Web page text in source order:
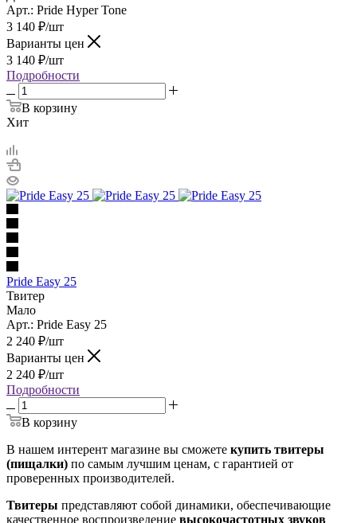
Арт.: Pride Hyper Tone
3 140 ₽/шт
Варианты цен
3 140 ₽/шт
Подробности
В корзину
Хит
Pride Easy 25
Твитер
Мало
Арт.: Pride Easy 25
2 240 ₽/шт
Варианты цен
2 240 ₽/шт
Подробности
В корзину
В нашем интерент магазине вы сможете купить твитеры
(пищалки) по самым лучшим ценам, с гарантией от
проверенных производителей.
Твитеры представляют собой динамики, обеспечивающие
качественное воспроизведение высокочастотных звуков